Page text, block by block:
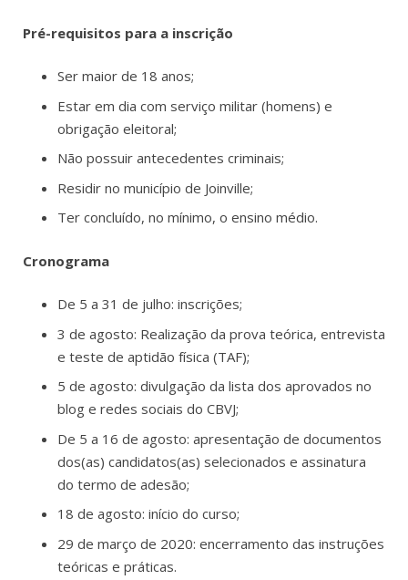
Pré-requisitos para a inscrição
Ser maior de 18 anos;
Estar em dia com serviço militar (homens) e
obrigação eleitoral;
Não possuir antecedentes criminais;
Residir no município de Joinville;
Ter concluído, no mínimo, o ensino médio.
Cronograma
De 5 a 31 de julho: inscrições;
3 de agosto: Realização da prova teórica, entrevista
e teste de aptidão física (TAF);
5 de agosto: divulgação da lista dos aprovados no
blog e redes sociais do CBVJ;
De 5 a 16 de agosto: apresentação de documentos
dos(as) candidatos(as) selecionados e assinatura
do termo de adesão;
18 de agosto: início do curso;
29 de março de 2020: encerramento das instruções
teóricas e práticas.